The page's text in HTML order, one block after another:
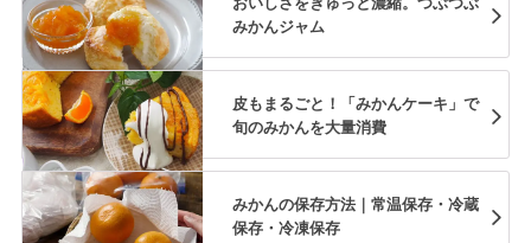
みかんジャム
皮もまるごと！「みかんケーキ」で
旬のみかんを大量消費
みかんの保存方法｜常温保存・冷蔵
保存・冷凍保存